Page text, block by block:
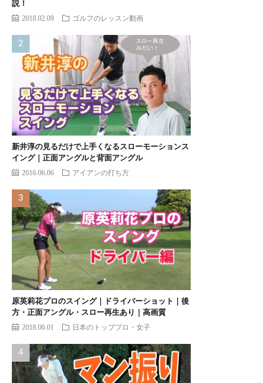
説！
2018.02.09 ゴルフのレッスン動画
新井淳の見るだけで上手くなるスローモーションス
イング｜正面アングルと背面アングル
2016.06.06 アイアンの打ち方
原英莉花プロのスイング｜ドライバーショット｜後
方・正面アングル・スロー再生あり｜高画質
2018.06.01 日本のトッププロ・女子